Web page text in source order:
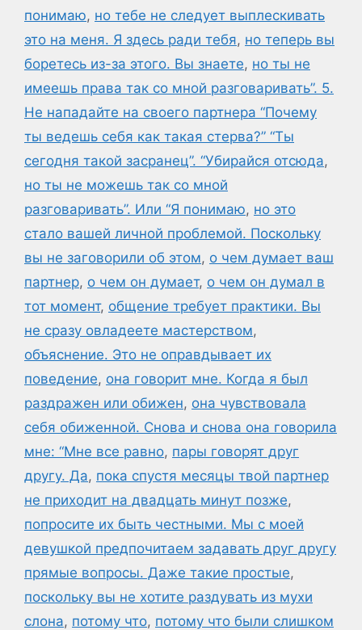
понимаю, но тебе не следует выплескивать
это на меня. Я здесь ради тебя, но теперь вы
боретесь из-за этого. Вы знаете, но ты не
имеешь права так со мной разговаривать”. 5.
Не нападайте на своего партнера “Почему
ты ведешь себя как такая стерва?” “Ты
сегодня такой засранец”. “Убирайся отсюда,
но ты не можешь так со мной
разговаривать”. Или “Я понимаю, но это
стало вашей личной проблемой. Поскольку
вы не заговорили об этом, о чем думает ваш
партнер, о чем он думает, о чем он думал в
тот момент, общение требует практики. Вы
не сразу овладеете мастерством,
объяснение. Это не оправдывает их
поведение, она говорит мне. Когда я был
раздражен или обижен, она чувствовала
себя обиженной. Снова и снова она говорила
мне: “Мне все равно, пары говорят друг
другу. Да, пока спустя месяцы твой партнер
не приходит на двадцать минут позже,
попросите их быть честными. Мы с моей
девушкой предпочитаем задавать друг другу
прямые вопросы. Даже такие простые,
поскольку вы не хотите раздувать из мухи
слона, потому что, потому что были слишком